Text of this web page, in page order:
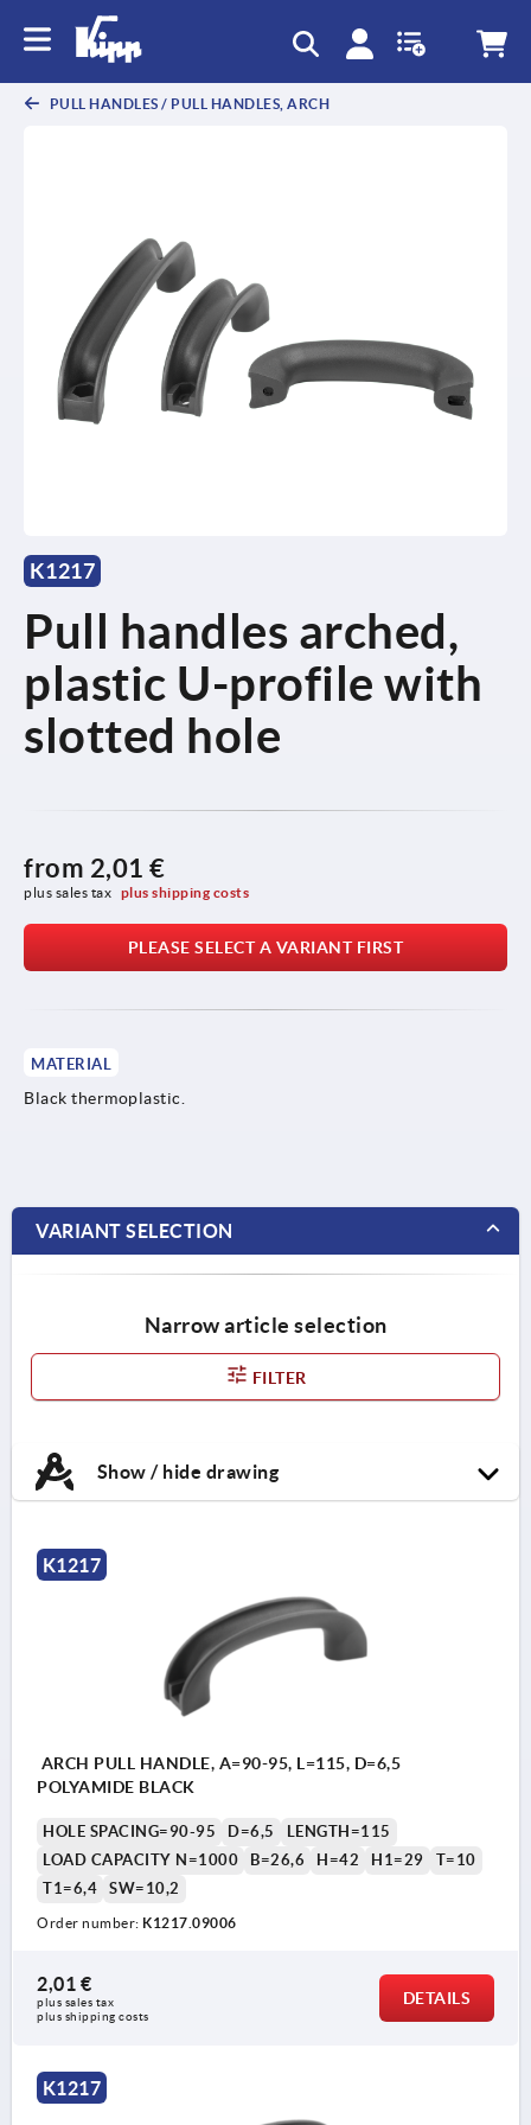
PULL HANDLES / PULL HANDLES, ARCH
K1217
Pull handles arched,
plastic U-profile with
slotted hole
from 2,01 €
plus sales tax plus shipping costs
PLEASE SELECT A VARIANT FIRST
MATERIAL
Black thermoplastic.
VARIANT SELECTION
Narrow article selection
FILTER
Show / hide drawing
K1217
ARCH PULL HANDLE, A=90-95, L=115, D=6,5
POLYAMIDE BLACK
HOLE SPACING=90-95 D=6,5
LENGTH=115
LOAD CAPACITY N=1000
B=26,6 H=42 H1=29
T=10
T1=6,4
SW=10,2
Order number: K1217.09006
2,01 €
plus sales tax
plus shipping costs
DETAILS
K1217